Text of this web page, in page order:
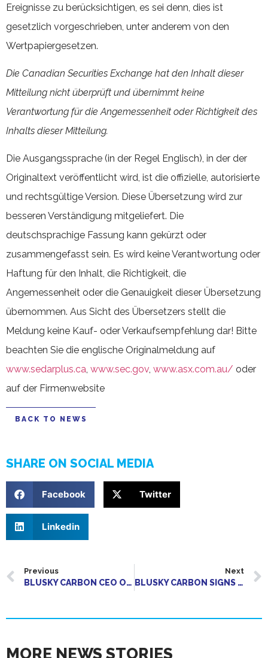
Ereignisse zu berücksichtigen, es sei denn, dies ist
gesetzlich vorgeschrieben, unter anderem von den
Wertpapiergesetzen.
Die Canadian Securities Exchange hat den Inhalt dieser
Mitteilung nicht überprüft und übernimmt keine
Verantwortung für die Angemessenheit oder Richtigkeit des
Inhalts dieser Mitteilung.
Die Ausgangssprache (in der Regel Englisch), in der der
Originaltext veröffentlicht wird, ist die offizielle, autorisierte
und rechtsgültige Version. Diese Übersetzung wird zur
besseren Verständigung mitgeliefert. Die
deutschsprachige Fassung kann gekürzt oder
zusammengefasst sein. Es wird keine Verantwortung oder
Haftung für den Inhalt, die Richtigkeit, die
Angemessenheit oder die Genauigkeit dieser Übersetzung
übernommen. Aus Sicht des Übersetzers stellt die
Meldung keine Kauf- oder Verkaufsempfehlung dar! Bitte
beachten Sie die englische Originalmeldung auf
www.sedarplus.ca, www.sec.gov, www.asx.com.au/ oder
auf der Firmenwebsite
BACK TO NEWS
SHARE ON SOCIAL MEDIA
Facebook Twitter
Linkedin
Previous
BLUSKY CARBON CEO OUTLINES COMMERCIAL STRATEGY
Next
BLUSKY CARBON SIGNS MASTER SERVICES AGREEMENT WITH SCOTIA BIOCHAR
MORE NEWS STORIES